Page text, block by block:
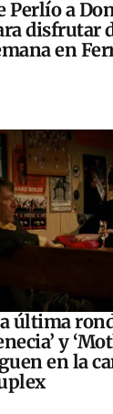
Perlío a
disfrutar
en
última
y
en la